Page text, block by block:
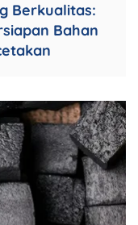
Berkualitas:
Bahan